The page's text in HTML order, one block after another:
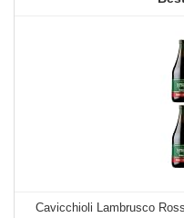
Cavicchioli Lambrusco